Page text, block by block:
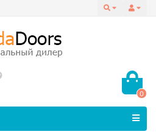
0